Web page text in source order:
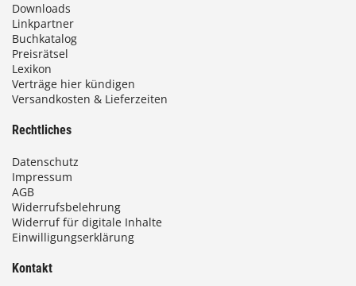
Downloads
Linkpartner
Buchkatalog
Preisrätsel
Lexikon
Verträge hier kündigen
Versandkosten & Lieferzeiten
Rechtliches
Datenschutz
Impressum
AGB
Widerrufsbelehrung
Widerruf für digitale Inhalte
Einwilligungserklärung
Kontakt